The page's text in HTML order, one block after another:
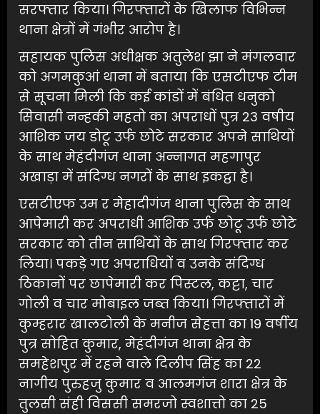
सरफ्तार किया। गिरफ्तारों के खिलाफ विभिन्न
थाना क्षेत्रों में गंभीर आरोप है।
सहायक पुलिस अधीक्षक अतुलेश झा ने मंगलवार
को अगमकुआं थाना में बताया कि एसटीएफ टीम
से सूचना मिली कि कई कांडों में बंधित धनुको
सिवासी नन्हकी महतो का अपराधों पुत्र 23 वषीय
आशिक जय डोटू उर्फ छोटे सरकार अपने साथियों
के साथ मेहंदीगंज थाना अन्नागत महगापुर
अखाड़ा में संदिग्ध नगरों के साथ इकट्ठा है।
एसटीएफ उम र मेहादीगंज थाना पुलिस के साथ
आपेमारी कर अपराधी आशिक उर्फ छोटू उर्फ छोटे
सरकार को तीन साथियों के साथ गिरफ्तार कर
लिया। पकड़े गए अपराधियों व उनके संदिग्ध
ठिकानों पर छापेमारी कर पिस्टल, कट्टा, चार
गोली व चार मोबाइल जब्त किया। गिरफ्तारों में
कुम्हरार खालटोली के मनीज सेहत्ता का 19 वर्षीय
पुत्र सोहित कुमार, मेहंदीगंज थाना क्षेत्र के
समहेशपुर में रहने वाले दिलीप सिंह का 22
नागीय पुरुहजु कुमार व आलमगंज शारा क्षेत्र के
तुलसी संही विससी समरजो स्वशात्तो का 25